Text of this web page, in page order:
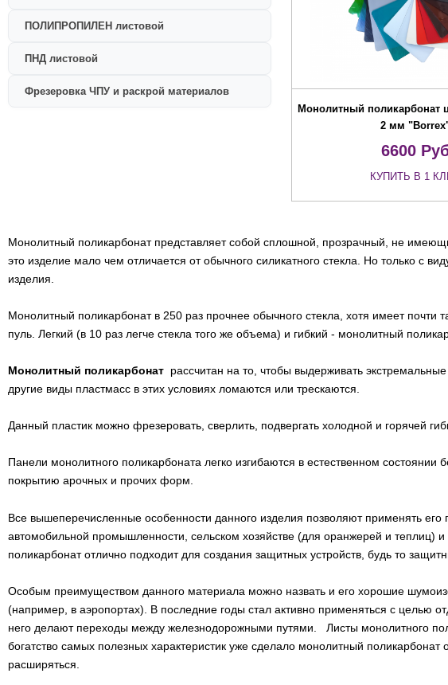
ПОЛИПРОПИЛЕН листовой
ПНД листовой
Фрезеровка ЧПУ и раскрой материалов
Монолитный поликарбонат
2 мм
6600
КУПИТЬ В 1
Монолитный поликарбонат представляет собой сплошной, прозрачный, не
это изделие мало чем отличается от обычного силикатного стекла. Но только с
изделия.
Монолитный поликарбонат в 250 раз прочнее обычного стекла, хотя имеет
пуль. Легкий (в 10 раз легче стекла того же объема) и гибкий - монолитный
Монолитный поликарбонат рассчитан на то, чтобы выдерживать
другие виды пластмасс в этих условиях ломаются или трескаются.
Данный пластик можно фрезеровать, сверлить, подвергать холодной и горячей
Панели монолитного поликарбоната легко изгибаются в естественном
покрытию арочных и прочих форм.
Все вышеперечисленные особенности данного изделия позволяют применять
автомобильной промышленности, сельском хозяйстве (для оранжерей и
поликарбонат отлично подходит для создания защитных устройств, будь то
Особым преимуществом данного материала можно назвать и его хорошие
(например, в аэропортах). В последние годы стал активно применяться с целью
него делают переходы между железнодорожными путями. Листы монолитного
богатство самых полезных характеристик уже сделало монолитный
расширяться.